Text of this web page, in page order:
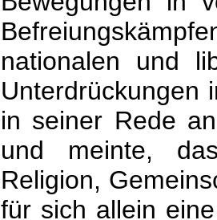
nationalen und
Unterdrückungen
in seiner Rede
und meinte,
Religion,
für sich allein